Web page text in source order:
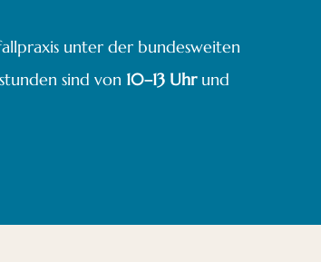
unter der bundesweiten
sind von 10–13 Uhrund